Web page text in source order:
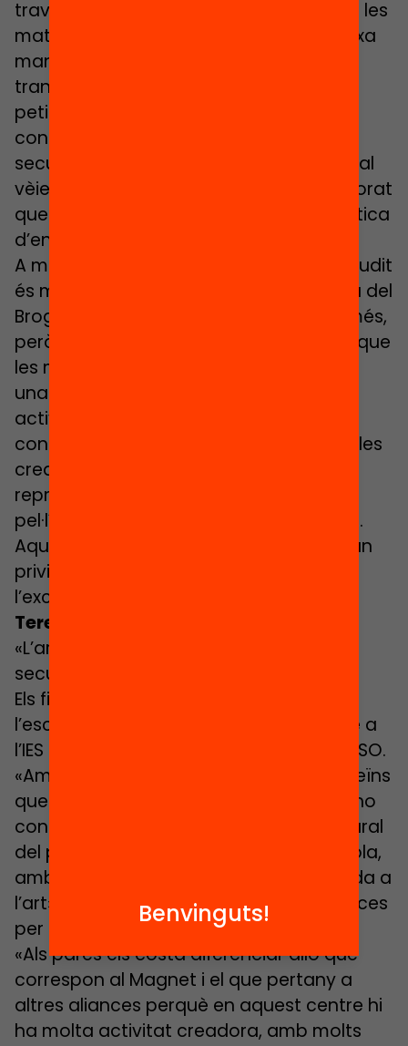
través de l’art i la imatge. I es van iniciar les
matrícules. «Pensàvem que de la mateixa
manera que havíem participat en la
transformació de l’escola, quan eren
petits, podíem implicar-nos en la
construcció d’un nou institut de
secundària que partia de zero i en el qual
vèiem molta il·lusió per part del professorat
que proposava una manera activa i crítica
d’ensenyar a través de l’art».
A més de la Jana, a 1r de batxillerat, la Judit
és mare de la Nora, a 1r d’ESO. «L’aliança del
Broggi amb el Macba és una activitat més,
però és molt especial. A mi em sorprèn que
les meves filles no expliquin a casa com
una cosa extraordinària les seves
activitats escolars: les visites, els
contactes amb professionals i artistes, les
creacions pròpies… després vas a una
representació, una exposició o una
pel·lícula i veus una cosa impressionant.
Aquesta qualitat de l’ensenyament és un
privilegi. Jo crec que han normalitzat
l’excepcionalitat».
Tere Monleón, arquitecta
«L’art està relegat injustament a la
secundària»
Els fills de Monleón havien estudiat a
l’escola Dovella abans de matricular-se a
l’IES Broggi. El Nil i l’Aran cursen 4t i 2n d’ESO.
«Amb el Nil vam patir comentaris dels veïns
que ens deien “No l’hi portis”. Nosaltres ho
contemplàvem com la continuïtat natural
del projecte pedagògic de la seva escola,
amb una metodologia oberta i vinculada a
l’art». Amb el segon fill ja no hi havia places
per a la demanda.
«Als pares els costa diferenciar allò que
correspon al Magnet i el que pertany a
altres aliances perquè en aquest centre hi
ha molta activitat creadora, amb molts
Benvinguts!